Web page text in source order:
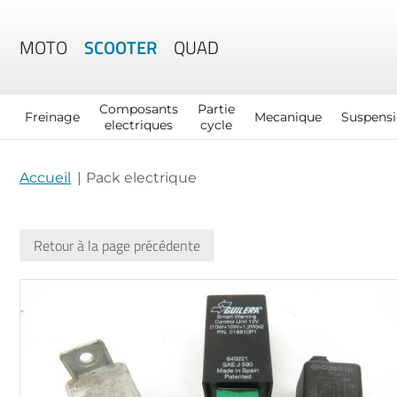
MOTO SCOOTER QUAD
Freinage
Composants
electriques
Partie
cycle
Mecanique
Accueil Pack electrique
Retour à la page précédente